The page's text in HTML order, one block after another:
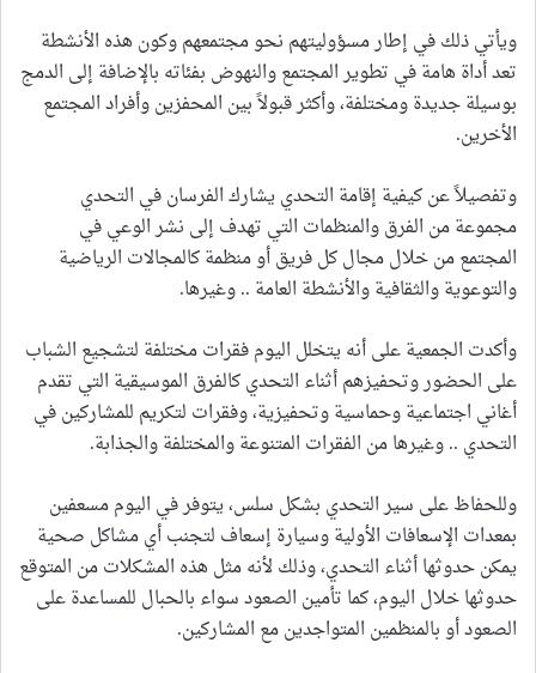
ويأتي ذلك في إطار مسؤوليتهم نحو مجتمعهم وكون هذه الأنشطة
تعد أداة هامة في تطوير المجتمع والنهوض بفئاته بالإضافة إلى الدمج
بوسيلة جديدة ومختلفة، وأكثر قبولاً بين المحفزين وأفراد المجتمع
الأخرين.
وتفصيلاً عن كيفية إقامة التحدي يشارك الفرسان في التحدي
مجموعة من الفرق والمنظمات التي تهدف إلى نشر الوعي في
المجتمع من خلال مجال كل فريق أو منظمة كالمجالات الرياضية
والتوعوية والثقافية والأنشطة العامة .. وغيرها.
وأكدت الجمعية على أنه يتخلل اليوم فقرات مختلفة لتشجيع الشباب
على الحضور وتحفيزهم أثناء التحدي كالفرق الموسيقية التي تقدم
أغاني اجتماعية وحماسية وتحفيزية، وفقرات لتكريم للمشاركين في
التحدي .. وغيرها من الفقرات المتنوعة والمختلفة والجذابة.
وللحفاظ على سير التحدي بشكل سلس، يتوفر في اليوم مسعفين
بمعدات الإسعافات الأولية وسيارة إسعاف لتجنب أي مشاكل صحية
يمكن حدوثها أثناء التحدي، وذلك لأنه مثل هذه المشكلات من المتوقع
حدوثها خلال اليوم، كما تأمين الصعود سواء بالحبال للمساعدة على
الصعود أو بالمنظمين المتواجدين مع المشاركين.